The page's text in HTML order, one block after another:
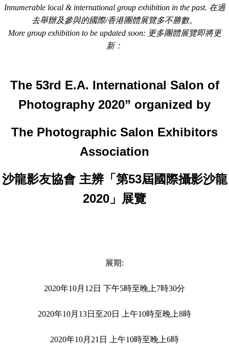
Innumerable local & international group exhibition in the past. 在過
去舉辦及參與的國際/香港團體展覽多不勝數。
More group exhibition to be updated soon: 更多團體展覽即將更
新：
The 53rd E.A. International Salon of
Photography 2020” organized by
The Photographic Salon Exhibitors
Association
沙龍影友協會 主辨「第53屆國際攝影沙龍
2020」展覽
展期:
2020年10月12日 下午5時至晚上7時30分
2020年10月13日至20日 上午10時至晚上8時
2020年10月21日 上午10時至晚上6時